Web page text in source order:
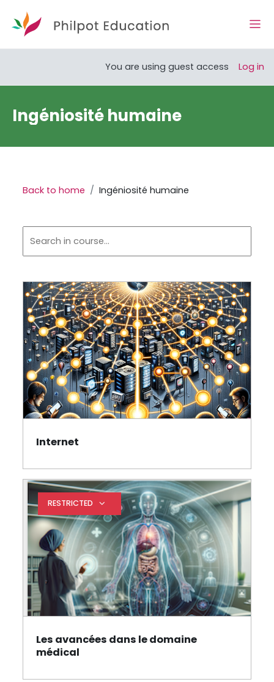
You are using guest access Log in
Ingéniosité humaine
Back to home Ingéniosité humaine
Section outline
Internet
RESTRICTED Expand restrictions
Les avancées dans le domaine
médicalPage